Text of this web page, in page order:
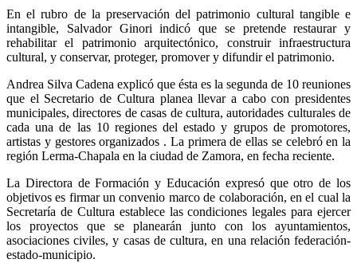
En el rubro de la preservación del patrimonio cultural tangible e
intangible, Salvador Ginori indicó que se pretende restaurar y
rehabilitar el patrimonio arquitectónico, construir infraestructura
cultural, y conservar, proteger, promover y difundir el patrimonio.
Andrea Silva Cadena explicó que ésta es la segunda de 10 reuniones
que el Secretario de Cultura planea llevar a cabo con presidentes
municipales, directores de casas de cultura, autoridades culturales de
cada una de las 10 regiones del estado y grupos de promotores,
artistas y gestores organizados . La primera de ellas se celebró en la
región Lerma-Chapala en la ciudad de Zamora, en fecha reciente.
La Directora de Formación y Educación expresó que otro de los
objetivos es firmar un convenio marco de colaboración, en el cual la
Secretaría de Cultura establece las condiciones legales para ejercer
los proyectos que se planearán junto con los ayuntamientos,
asociaciones civiles, y casas de cultura, en una relación federación-
estado-municipio.